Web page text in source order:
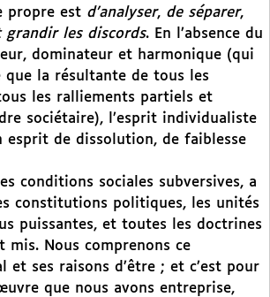
propre est d’analyser, de séparer,
les discords. En l’absence du
dominateur et harmonique (qui
que la résultante de tous les
les ralliements partiels et
sociétaire), l’esprit individualiste
de dissolution, de faiblesse
conditions sociales subversives, a
constitutions politiques, les unités
puissantes, et toutes les doctrines
mis. Nous comprenons ce
et ses raisons d’être ; et c’est pour
que nous avons entreprise,